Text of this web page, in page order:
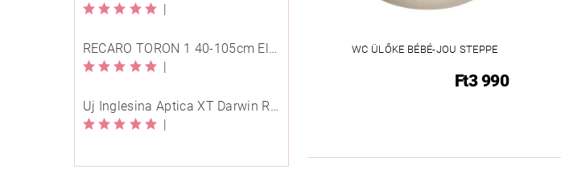
|
RECARO TORON 1 40-105cm Elegant Beige
|
Új Inglesina Aptica XT Darwin Recline Evo 4in1 Himalaya Blue multifunkciós babakocsi
|
WC ÜLŐKE BÉBÉ-JOU STEPPE
Ft3 990